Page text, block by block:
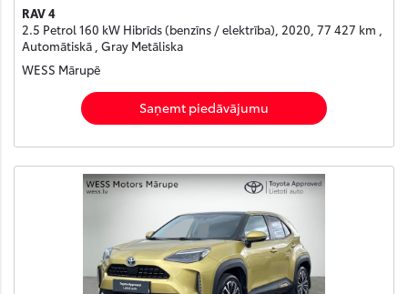
RAV 4
2.5 Petrol 160 kW Hibrīds (benzīns / elektrība), 2020, 77 427 km ,
Automātiskā , Gray Metāliska
WESS Mārupē
Saņemt piedāvājumu